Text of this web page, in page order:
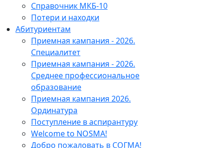
Справочник МКБ-10
Потери и находки
Абитуриентам
Приемная кампания - 2026.
Специалитет
Приемная кампания - 2026.
Среднее профессиональное
образование
Приемная кампания 2026.
Ординатура
Поступление в аспирантуру
Welcome to NOSMA!
Добро пожаловать в СОГМА!